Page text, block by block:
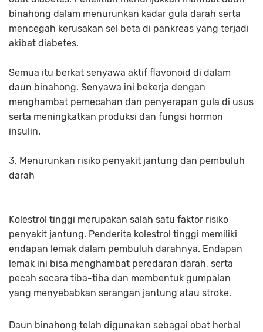
binahong dalam menurunkan kadar gula darah serta
mencegah kerusakan sel beta di pankreas yang terjadi
akibat diabetes.
Semua itu berkat senyawa aktif flavonoid di dalam
daun binahong. Senyawa ini bekerja dengan
menghambat pemecahan dan penyerapan gula di usus
serta meningkatkan produksi dan fungsi hormon
insulin.
3. Menurunkan risiko penyakit jantung dan pembuluh
darah
Kolestrol tinggi merupakan salah satu faktor risiko
penyakit jantung. Penderita kolestrol tinggi memiliki
endapan lemak dalam pembuluh darahnya. Endapan
lemak ini bisa menghambat peredaran darah, serta
pecah secara tiba-tiba dan membentuk gumpalan
yang menyebabkan serangan jantung atau stroke.
Daun binahong telah digunakan sebagai obat herbal